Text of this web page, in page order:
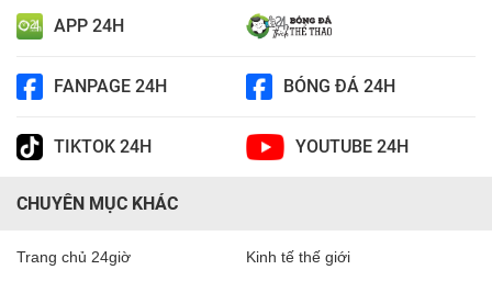
APP 24H
FANPAGE 24H BÓNG ĐÁ 24H
TIKTOK 24H YOUTUBE 24H
CHUYÊN MỤC KHÁC
Trang chủ 24giờ Kinh tế thế giới